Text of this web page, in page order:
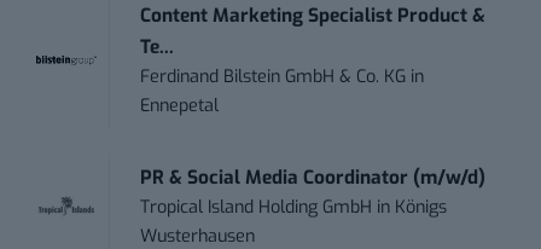
Content Marketing Specialist Product &
Te...
Ferdinand Bilstein GmbH & Co. KG in
Ennepetal
PR & Social Media Coordinator (m/w/d)
Tropical Island Holding GmbH in Königs
Wusterhausen